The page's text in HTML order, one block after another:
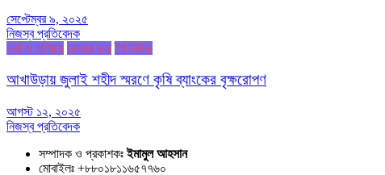
সেপ্টেম্বর ৯, ২০২৫
নিজস্ব প্রতিবেদক
অর্থ ও বাণিজ্য জেলার খবর টপ নিউজ
আখাউড়ায় জুলাই শহীদ স্মরণে কৃষি ব্যাংকের বৃক্ষরোপণ
আগস্ট ১২, ২০২৫
নিজস্ব প্রতিবেদক
সম্পাদক ও প্রকাশকঃইমামুল আহসান
মোবাইলঃ +৮৮০১৮১১৬৫৭৭৬০